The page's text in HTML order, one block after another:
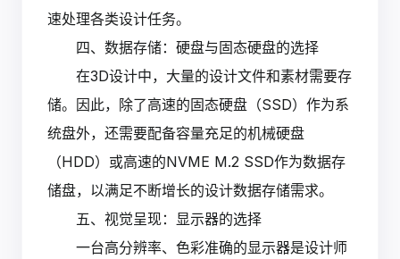
速处理各类设计任务。
四、数据存储：硬盘与固态硬盘的选择
在3D设计中，大量的设计文件和素材需要存
储。因此，除了高速的固态硬盘（SSD）作为系
统盘外，还需要配备容量充足的机械硬盘
（HDD）或高速的NVME M.2 SSD作为数据存
储盘，以满足不断增长的设计数据存储需求。
五、视觉呈现：显示器的选择
一台高分辨率、色彩准确的显示器是设计师